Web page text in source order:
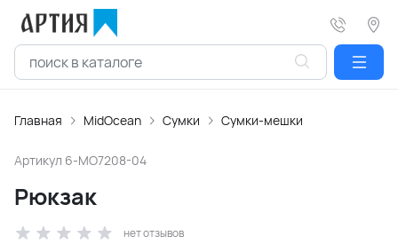
Главная MidOcean Сумки Сумки-мешки
Артикул 6-MO7208-04
Рюкзак
нет отзывов